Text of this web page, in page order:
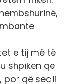
e tij më të
shpikën që
por që secili